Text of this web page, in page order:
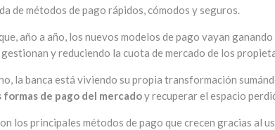
de métodos de pago rápidos, cómodos y seguros.
año a año, los nuevos modelos de pago vayan
y reduciendo la cuota de mercado de los
la banca está viviendo su propia transformación
formas de pago del mercadoy recuperar el espacio
los principales métodos de pago que crecen gracias al